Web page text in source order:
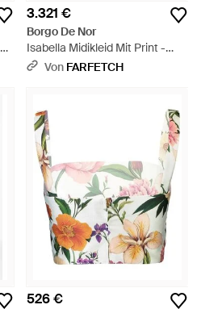
3.321 €
Borgo De Nor
Isabella Midikleid Mit Print -
WeißVon FARFETCH
526 €